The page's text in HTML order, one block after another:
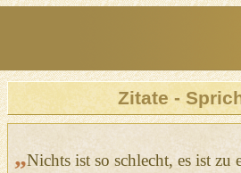
Zitate -
„Nichts ist so schlecht, es ist zu